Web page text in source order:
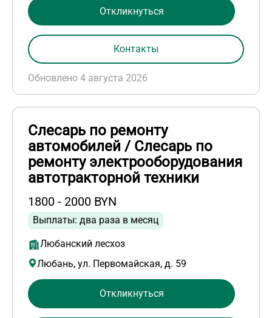
Обновлено 4 августа 2026
Откликнуться
Контакты
Слесарь по ремонту
автомобилей / Слесарь по
ремонту электрооборудования
автотракторной техники
1800 - 2000 BYN
Выплаты: два раза в месяц
Любанский лесхоз
Любань, ул. Первомайская, д. 59
Откликнуться